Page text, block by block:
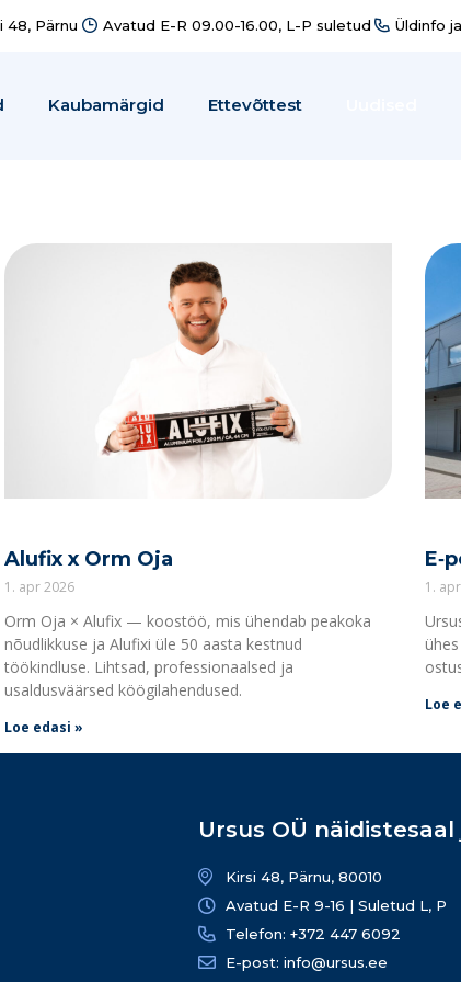
48, Pärnu Avatud E-R 09.00-16.00, L-P suletud Üldinfo
Kaubamärgid Ettevõttest
Alufix x Orm Oja
1. apr 2026
Orm Oja × Alufix — koostöö, mis ühendab peakoka
nõudlikkuse ja Alufixi üle 50 aasta kestnud
töökindluse. Lihtsad, professionaalsed ja
usaldusväärsed köögilahendused.
Loe edasi »
1.
Loe
Ursus OÜ
Kirsi 48, Pärnu, 80010
Avatud E-R 9-16 | Suletud L, P
Telefon: +372 447 6092
E-post: info@ursus.ee